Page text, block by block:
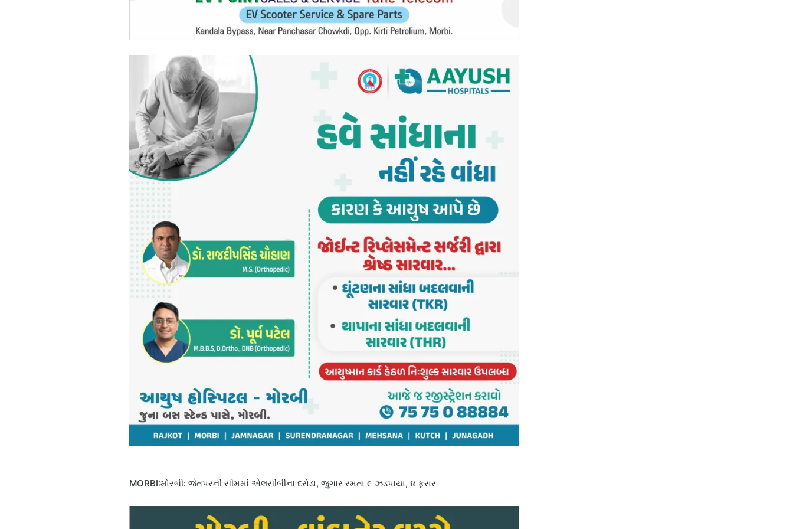
MORBI:મોરબી: જેતપરની સીમમાં એલસીબીના દરોડા, જુગાર રમતા ૯ ઝડપાયા, ૪ ફરાર